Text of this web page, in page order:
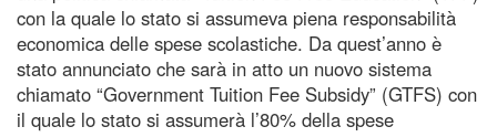
con la quale lo stato si assumeva piena responsabilità
economica delle spese scolastiche. Da quest’anno è
stato annunciato che sarà in atto un nuovo sistema
chiamato “Government Tuition Fee Subsidy” (GTFS) con
il quale lo stato si assumerà l’80% della spese